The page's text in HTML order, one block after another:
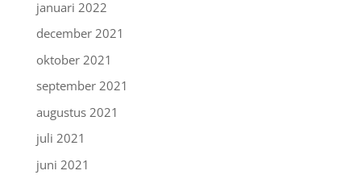
januari 2022
december 2021
oktober 2021
september 2021
augustus 2021
juli 2021
juni 2021